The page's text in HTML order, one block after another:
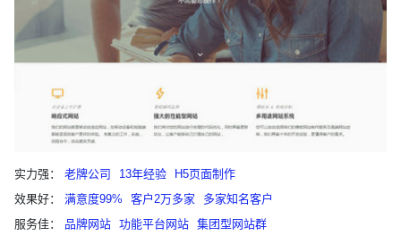
实力强： 老牌公司 13年经验
H5页面制作
效果好：
满意度99% 客户2万多家
多家知名客户
服务佳：
品牌网站 功能平台网站 集团型网站群